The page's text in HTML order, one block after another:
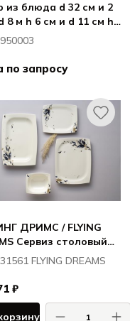
из блюда d 32 см и 2
8 м h 6 см и d 11 см h
Амбер /
Amber
по запросу
ДРИМС / FLYING
Сервиз столовый
61 предмет
мелкая 28 см- 12
глубокая 22 см
шт., тарелка
FLYING DREAMS
₽